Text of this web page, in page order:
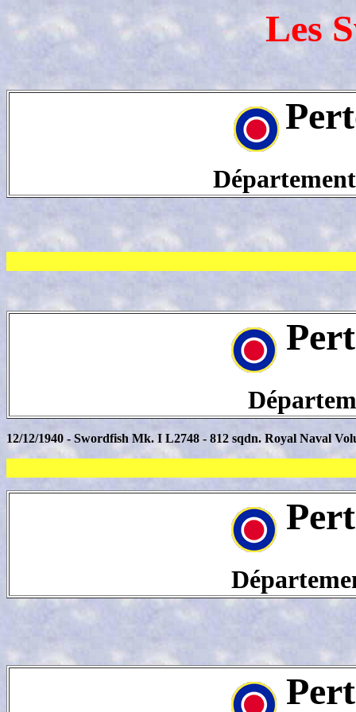
Les
12/12/1940 - Swordfish Mk. I L2748 - 812 sqdn. Royal Naval